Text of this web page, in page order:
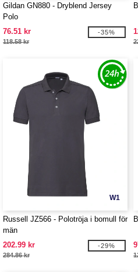
Gildan GN880 - Dryblend Jersey
Polo
76.51 kr
118.58 kr
-35%
W1
Russell JZ566 - Polotröja i bomull för
män
202.99 kr
284.86 kr
-29%